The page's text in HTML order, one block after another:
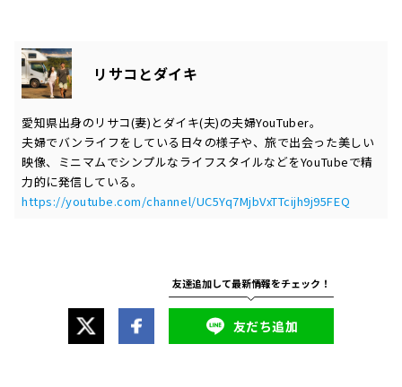
リサコとダイキ
愛知県出身のリサコ(妻)とダイキ(夫)の夫婦YouTuber。
夫婦でバンライフをしている日々の様子や、旅で出会った美しい
映像、ミニマムでシンプルなライフスタイルなどをYouTubeで精
力的に発信している。
https://youtube.com/channel/UC5Yq7MjbVxTTcijh9j95FEQ
友だち追加